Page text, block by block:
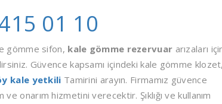
01 10
gömme sifon, kale gömme rezervuar arızaları
Güvence kapsamı içindeki kale gömme klozet,
kale yetkili Tamirini arayın. Firmamız güvence
onarım hizmetini verecektir. Şıklığı ve kullanım